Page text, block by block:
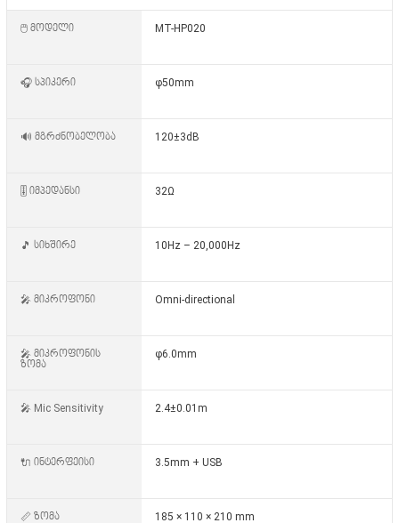
🖱️ მოდელი MT-HP020
🎧 სპიკერი φ50mm
🔊 მგრძნობელობა 120±3dB
🎚️ იმპედანსი 32Ω
🎵 სიხშირე 10Hz – 20,000Hz
🎤 მიკროფონი Omni-directional
🎤 მიკროფონის
ზომა
φ6.0mm
🎤 Mic Sensitivity 2.4±0.01m
🔌 ინტერფეისი 3.5mm + USB
📏 ზომა 185 × 110 × 210 mm